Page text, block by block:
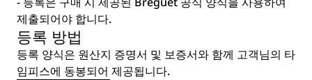
제출되어야 합니다.
등록 방법
등록 양식은 원산지 증명서 및 보증서와 함께 고객님의 타
임피스에 동봉되어 제공됩니다.